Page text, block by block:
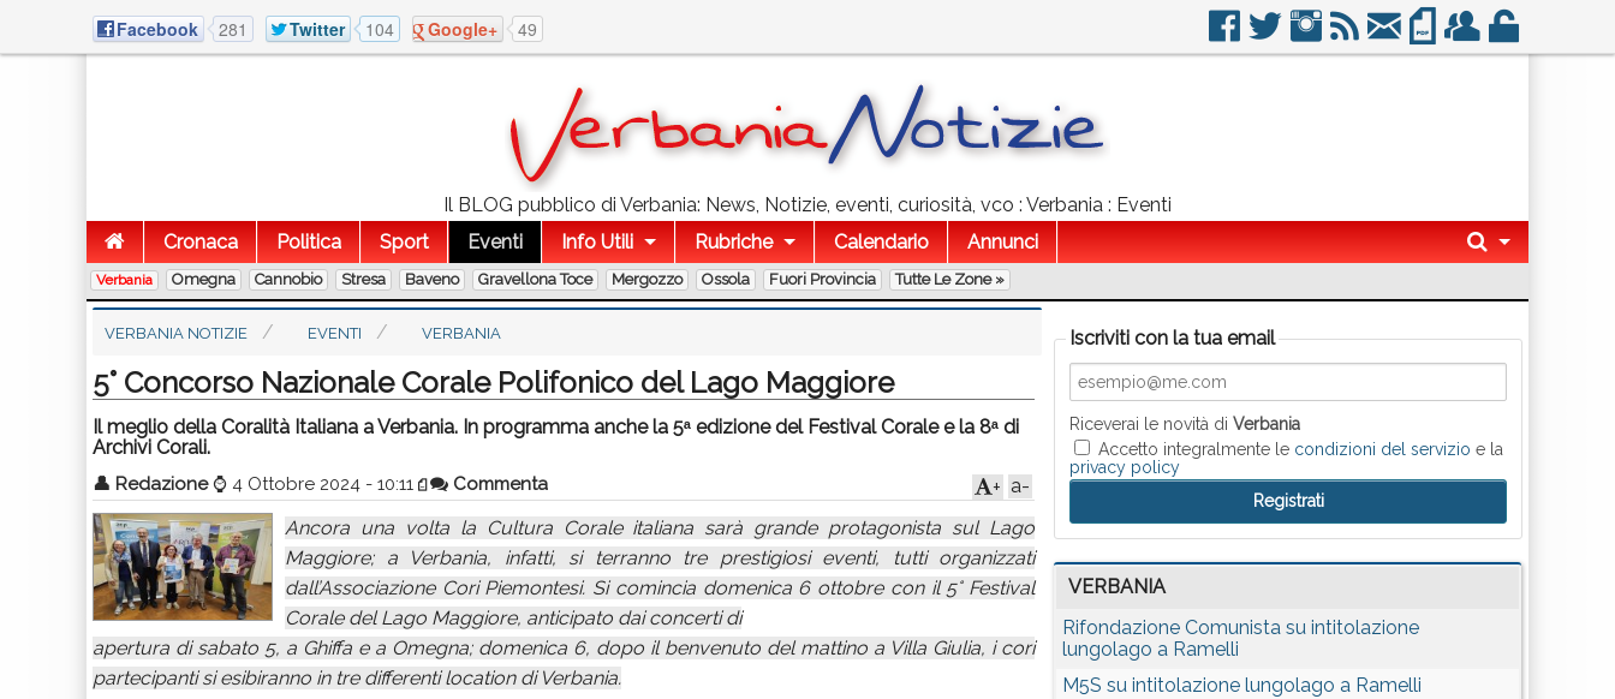
Facebook 281 Twitter 104 Google+ 49
Il BLOG pubblico di Verbania: News, Notizie, eventi, curiosità, vco : Verbania : Eventi
Cronaca
Politica Sport Eventi Info Utili Rubriche Calendario Annunci
Verbania Omegna Cannobio Stresa Baveno Gravellona Toce Mergozzo Ossola Fuori Provincia Tutte Le Zone »
VERBANIA NOTIZIE EVENTI VERBANIA
5° Concorso Nazionale Corale Polifonico del Lago Maggiore
Il meglio della Coralità Italiana a Verbania. In programma anche la 5ᵃ edizione del Festival Corale e la 8ᵃ di
Archivi Corali.
👤 Redazione ⌚ 4 Ottobre 2024 - 10:11 Commenta a-
+
Ancora una volta la Cultura Corale italiana sarà grande protagonista sul Lago
Maggiore; a Verbania, infatti, si terranno tre prestigiosi eventi, tutti organizzati
dall’Associazione Cori Piemontesi. Si comincia domenica 6 ottobre con il 5° Festival
Corale del Lago Maggiore, anticipato dai concerti di
apertura di sabato 5, a Ghiffa e a Omegna; domenica 6, dopo il benvenuto del mattino a Villa Giulia, i cori
partecipanti si esibiranno in tre differenti location di Verbania.
Iscriviti con la tua email
Riceverai le novità diVerbania
Accetto integralmente le condizioni del servizio e la
privacy policy
VERBANIA
Rifondazione Comunista su intitolazione
lungolago a Ramelli
M5S su intitolazione lungolago a Ramelli